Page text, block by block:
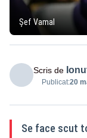
Șef Vamal
Scris de
Publicat:20
Se face scut